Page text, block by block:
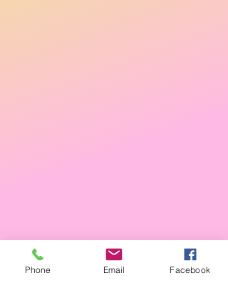
Phone Email Facebook